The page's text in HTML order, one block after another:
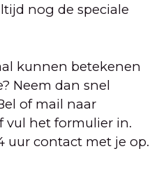
nog de speciale
kunnen betekenen
Neem dan snel
of mail naar
vul het formulier in.
uur contact met je op.